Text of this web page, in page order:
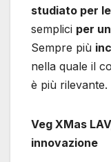
studiato per
semplici per
Sempre più
nella quale il
è più rilevante.
Veg XMas
innovazione